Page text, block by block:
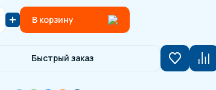
В корзину
Быстрый заказ